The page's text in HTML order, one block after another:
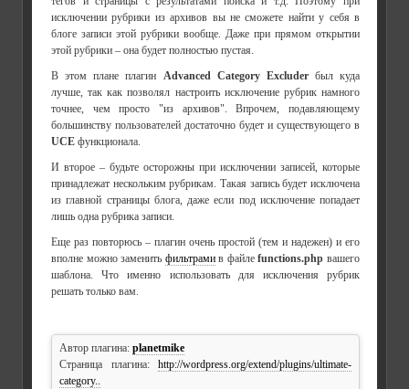
исключении рубрики из архивов вы не сможете найти у себя в
блоге записи этой рубрики вообще. Даже при прямом открытии
этой рубрики – она будет полностью пустая.
В этом плане плагин Advanced Category Excluderбыл куда
лучше, так как позволял настроить исключение рубрик намного
точнее, чем просто "из архивов". Впрочем, подавляющему
большинству пользователей достаточно будет и существующего в
UCE функционала.
И второе – будьте осторожны при исключении записей, которые
принадлежат нескольким рубрикам. Такая запись будет исключена
из главной страницы блога, даже если под исключение попадает
лишь одна рубрика записи.
Еще раз повторюсь – плагин очень простой (тем и надежен) и его
вполне можно заменить фильтрамив файлеfunctions.php вашего
шаблона. Что именно использовать для исключения рубрик
решать только вам.
Автор плагина: planetmike
Страница плагина: http://wordpress.org/extend/plugins/ultimate-
category..